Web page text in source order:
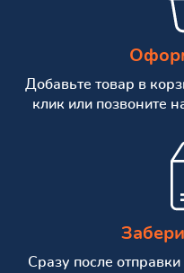
Добавьте товар в
клик или позвоните
Сразу после